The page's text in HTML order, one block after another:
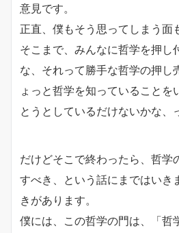
意見です。
正直、僕もそう思ってしまう面
そこまで、みんなに哲学を押し
な、それって勝手な哲学の押し
ょっと哲学を知っていることを
とうとしているだけないかな、
だけどそこで終わったら、哲学
すべき、 という話にまではいき
きがあります。
僕には、この哲学の門は、「哲